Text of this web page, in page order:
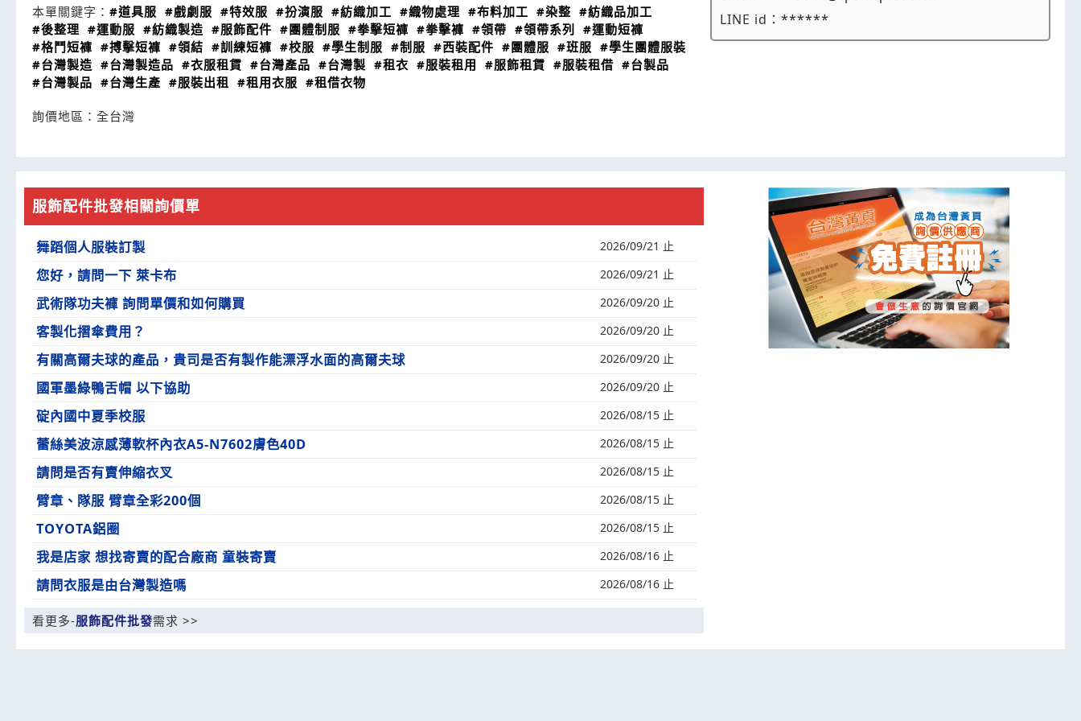
本單關鍵字： #道具服 #戲劇服 #特效服 #扮演服 #紡織加工 #織物處理 #布料加工 #染整 #紡織品加工
#後整理 #運動服 #紡織製造 #服飾配件 #團體制服 #拳擊短褲 #拳擊褲 #領帶 #領帶系列
#運動短褲
#格鬥短褲 #搏擊短褲 #領結 #訓練短褲 #校服 #學生制服 #制服 #西裝配件 #團體服 #班服 #學生團體服裝
#台灣製造 #台灣製造品 #衣服租賃 #台灣產品 #台灣製 #租衣 #服裝租用 #服飾租賃 #服裝租借 #台製品
#台灣製品 #台灣生產 #服裝出租 #租用衣服 #租借衣物
詢價地區： 全台灣
LINE id：******
服飾配件批發相關詢價單
舞蹈個人服裝訂製 2026/09/21 止
您好，請問一下 萊卡布 2026/09/21 止
武術隊功夫褲 詢問單價和如何購買 2026/09/20 止
客製化摺傘費用？ 2026/09/20 止
有關高爾夫球的產品，貴司是否有製作能漂浮水面的高爾夫球 2026/09/20 止
國軍墨綠鴨舌帽 以下協助 2026/09/20 止
碇內國中夏季校服 2026/08/15 止
蕾絲美波涼感薄軟杯內衣A5-N7602膚色40D 2026/08/15 止
請問是否有賣伸縮衣叉 2026/08/15 止
臂章、隊服 臂章全彩200個 2026/08/15 止
TOYOTA鋁圈 2026/08/15 止
我是店家 想找寄賣的配合廠商 童裝寄賣 2026/08/16 止
請問衣服是由台灣製造嗎 2026/08/16 止
看更多-服飾配件批發需求 >>